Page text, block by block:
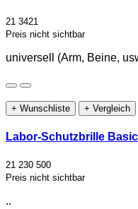
21 3421
Preis nicht sichtbar
universell (Arm, Beine,
+ Wunschliste + Vergleich
Labor-Schutzbrille
21 230 500
Preis nicht sichtbar
..